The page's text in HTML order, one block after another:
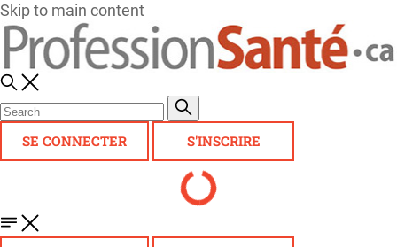
Skip to main content
SE CONNECTER S'INSCRIRE